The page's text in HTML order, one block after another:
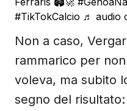
#TikTokCalcio ♬ audio
Non a caso,
rammarico per
voleva, ma subito
segno del risultato: